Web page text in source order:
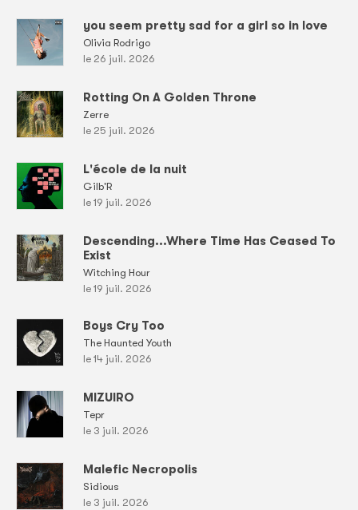
you seem pretty sad for a girl so in love
Olivia Rodrigo
le 26 juil. 2026
Rotting On A Golden Throne
Zerre
le 25 juil. 2026
L'école de la nuit
Gilb'R
le 19 juil. 2026
Descending...Where Time Has Ceased To
Exist
Witching Hour
le 19 juil. 2026
Boys Cry Too
The Haunted Youth
le 14 juil. 2026
MIZUIRO
Tepr
le 3 juil. 2026
Malefic Necropolis
Sidious
le 3 juil. 2026